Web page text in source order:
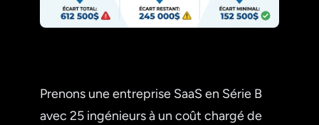
Prenons une entreprise SaaS en Série B
avec 25 ingénieurs à un coût chargé de